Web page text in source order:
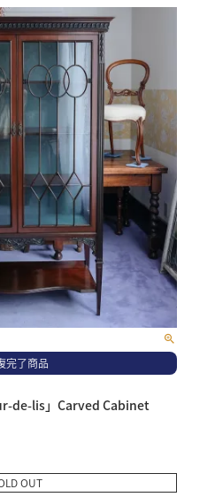
完了商品
de-lis」Carved Cabinet
OUT